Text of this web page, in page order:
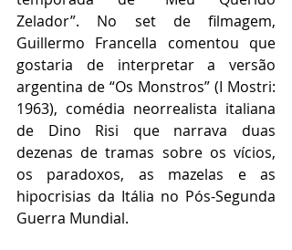
Zelador”. No set de filmagem,
Guillermo Francella comentou que
gostaria de interpretar a versão
argentina de “Os Monstros” (I Mostri:
1963), comédia neorrealista italiana
de Dino Risi que narrava duas
dezenas de tramas sobre os vícios,
os paradoxos, as mazelas e as
hipocrisias da Itália no Pós-Segunda
Guerra Mundial.